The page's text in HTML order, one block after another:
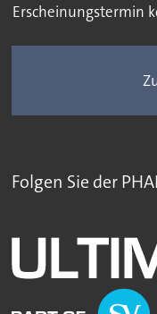
Erscheinungstermin
Folgen Sie der